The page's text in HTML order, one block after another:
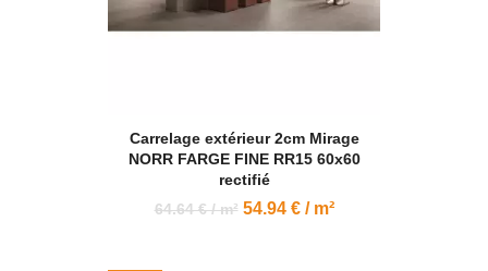
Carrelage extérieur 2cm Mirage
NORR FARGE FINE RR15 60x60
rectifié
64.64 € / m² 54.94 € / m²